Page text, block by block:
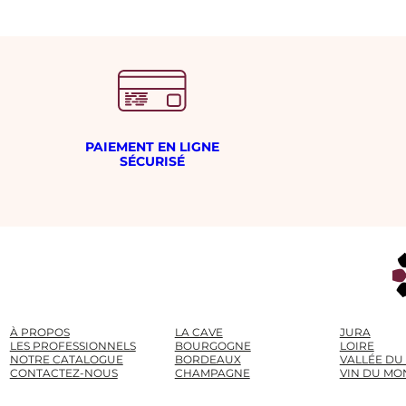
PAIEMENT EN LIGNE
SÉCURISÉ
À PROPOS
LES PROFESSIONNELS
NOTRE CATALOGUE
CONTACTEZ-NOUS
LA CAVE
BOURGOGNE
BORDEAUX
CHAMPAGNE
JURA
LOIRE
VALLÉE DU
VIN DU